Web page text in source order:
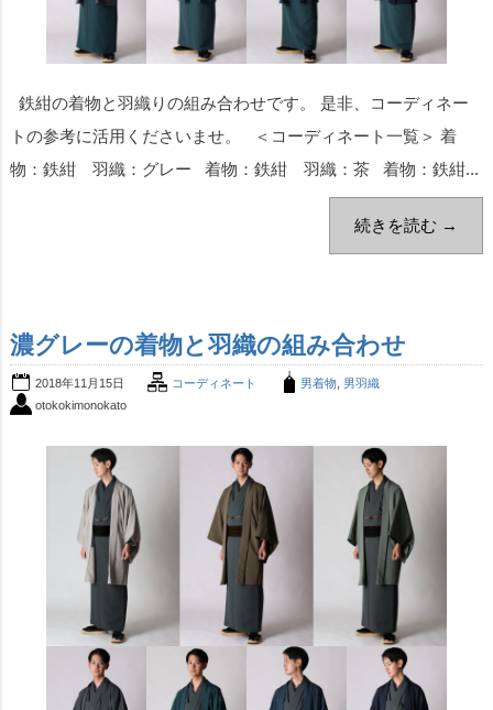
鉄紺の着物と羽織りの組み合わせです。 是非、コーディネー
トの参考に活用くださいませ。 ＜コーディネート一覧＞ 着
物：鉄紺 羽織：グレー 着物：鉄紺 羽織：茶 着物：鉄紺...
続きを読む →
濃グレーの着物と羽織の組み合わせ
2018年11月15日 コーディネート 男着物, 男羽織
otokokimonokato